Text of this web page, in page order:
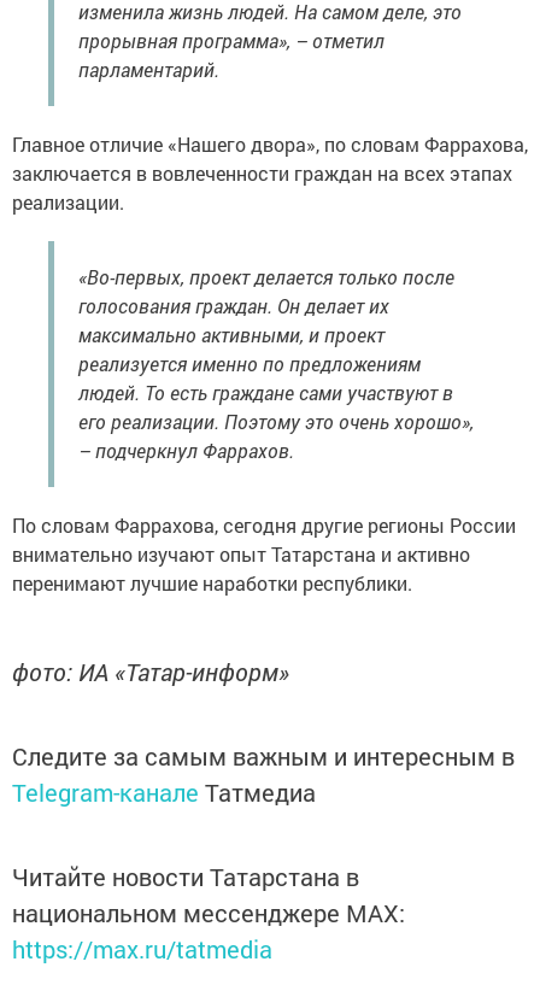
изменила жизнь людей. На самом деле, это
прорывная программа», – отметил
парламентарий.
Главное отличие «Нашего двора», по словам Фаррахова,
заключается в вовлеченности граждан на всех этапах
реализации.
«Во-первых, проект делается только после
голосования граждан. Он делает их
максимально активными, и проект
реализуется именно по предложениям
людей. То есть граждане сами участвуют в
его реализации. Поэтому это очень хорошо»,
– подчеркнул Фаррахов.
По словам Фаррахова, сегодня другие регионы России
внимательно изучают опыт Татарстана и активно
перенимают лучшие наработки республики.
фото: ИА «Татар-информ»
Следите за самым важным и интересным в
Telegram-канале Татмедиа
Читайте новости Татарстана в
национальном мессенджере MАХ:
https://max.ru/tatmedia